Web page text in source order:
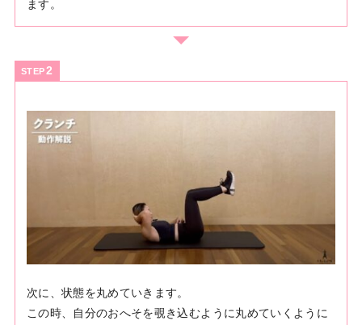
ます。
STEP
次に、状態を丸めていきます。
この時、自分のおへそを覗き込むように丸めていくように